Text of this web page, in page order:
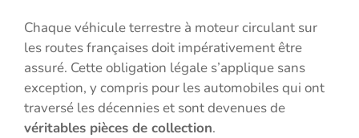
Chaque véhicule terrestre à moteur circulant sur
les routes françaises doit impérativement être
assuré. Cette obligation légale s’applique sans
exception, y compris pour les automobiles qui ont
traversé les décennies et sont devenues de
véritables pièces de collection.